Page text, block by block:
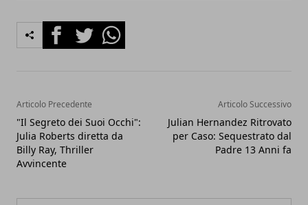
FacebookTwitterWhatsapp
Articolo Precedente
"Il Segreto dei Suoi Occhi":
Julia Roberts diretta da
Billy Ray, Thriller
Avvincente
Articolo Successivo
Julian Hernandez Ritrovato
per Caso: Sequestrato dal
Padre 13 Anni fa